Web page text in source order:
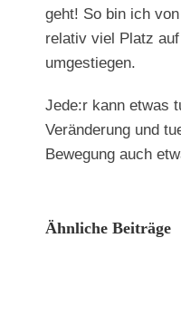
geht! So bin ich
relativ viel Platz
umgestiegen.
Jede:r kann etwas
Veränderung und
Bewegung auch
Ähnliche Beiträge